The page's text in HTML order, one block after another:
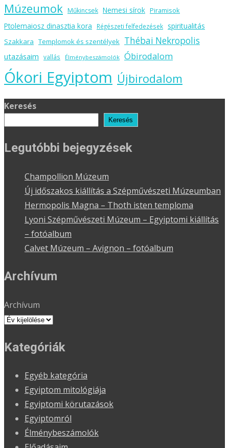
Múzeumok Műkincsek Nemesi sírok Piramisok
Ptolemaiosz dinasztia kora
Régészeti felfedezések spiritualitás
Szakkara Templomok és szentélyek Thébai Nekropolis
utazásaim vallás Élménybeszámolók Óbirodalom
Ókori Egyiptom Újbirodalom
Keresés
Keresés
Legutóbbi bejegyzések
Champollion Múzeum
Új időszakos kiállítás a Szépművészeti Múzeumban
Hermopolis Magna – Thoth isten temploma
Lyoni Szépművészeti Múzeum – Egyiptomi kiállítás
– fotóalbum
Calvet Múzeum – Avignon – fotóalbum
Archívum
Archívum
Kategóriák
Egyéb kategória
Egyiptom mitológiája
Egyiptomi körutazások
Egyiptomról
Élménybeszámolók